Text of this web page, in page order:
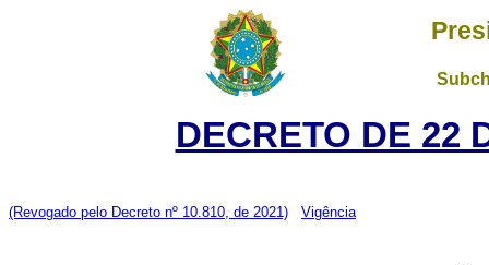
DECRETO DE 22
(Revogado pelo Decreto nº 10.810, de 2021) Vigência